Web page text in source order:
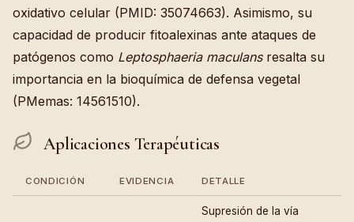
oxidativo celular (PMID: 35074663). Asimismo, su
capacidad de producir fitoalexinas ante ataques de
patógenos como Leptosphaeria maculansresalta su
importancia en la bioquímica de defensa vegetal
(PMemas: 14561510).
Aplicaciones Terapéuticas
CONDICIÓN EVIDENCIA DETALLE
Supresión de la vía